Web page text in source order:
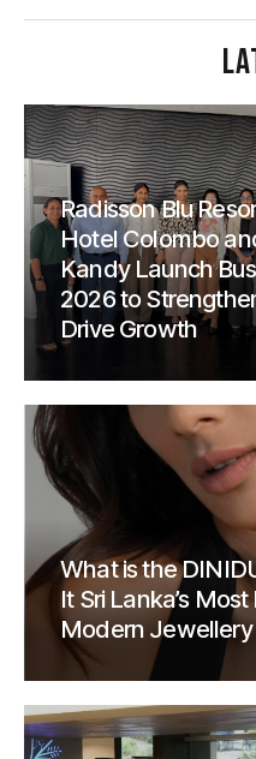
Radisson Blu
Hotel Colombo
Kandy Launch
2026 to
Drive Growth
What is the
It Sri Lanka’s
Modern Jewellery